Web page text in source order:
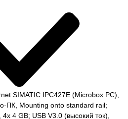
SIMATIC IPC427E (Microbox PC),
ПК, Mounting onto standard rail;
4x 4 GB; USB V3.0 (высокий ток),